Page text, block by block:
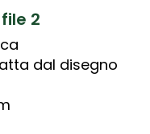
2
dal disegno